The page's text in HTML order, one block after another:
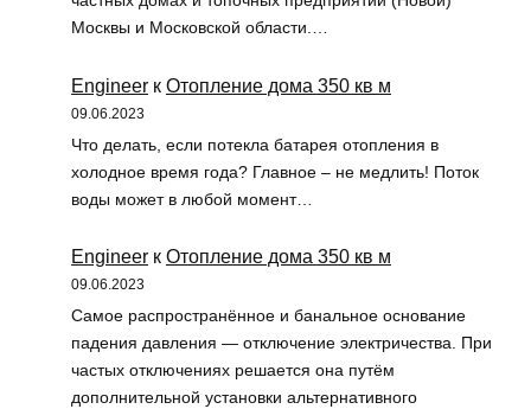
Москвы и Московской области.…
Engineer к Отопление дома 350 кв м
09.06.2023
Что делать, если потекла батарея отопления в
холодное время года? Главное – не медлить! Поток
воды может в любой момент…
Engineer к Отопление дома 350 кв м
09.06.2023
Самое распространённое и банальное основание
падения давления — отключение электричества. При
частых отключениях решается она путём
дополнительной установки альтернативного